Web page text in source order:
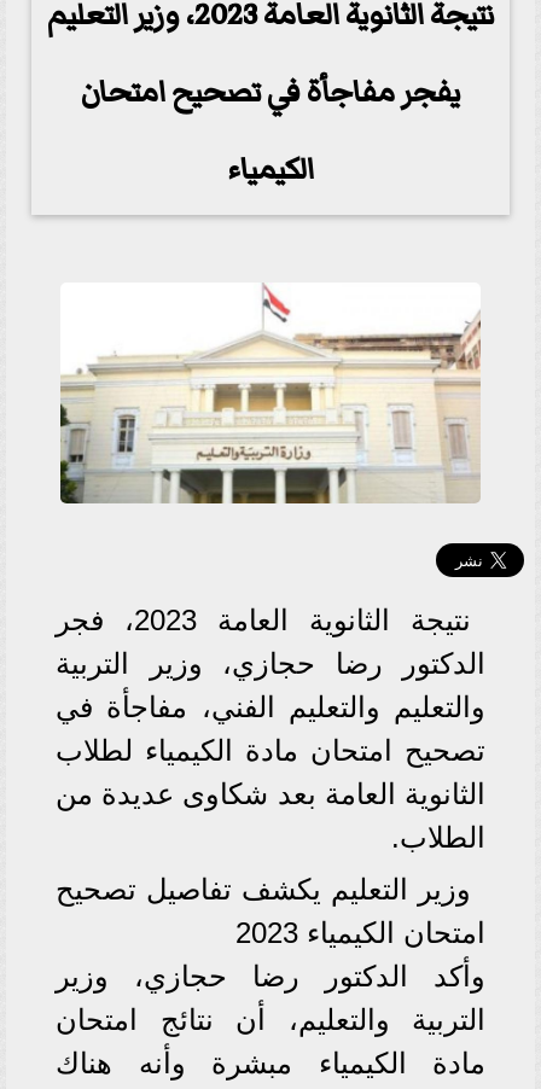
نتيجة الثانوية العامة 2023، وزير التعليم
يفجر مفاجأة في تصحيح امتحان
الكيمياء
نتيجة الثانوية العامة 2023، فجر
الدكتور رضا حجازي، وزير التربية
والتعليم والتعليم الفني، مفاجأة في
تصحيح امتحان مادة الكيمياء لطلاب
الثانوية العامة بعد شكاوى عديدة من
الطلاب.
وزير التعليم يكشف تفاصيل تصحيح
امتحان الكيمياء 2023
وأكد الدكتور رضا حجازي، وزير
التربية والتعليم، أن نتائج امتحان
مادة الكيمياء مبشرة وأنه هناك